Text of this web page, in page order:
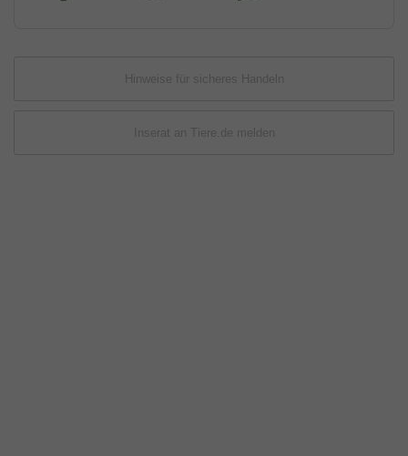
Hinweise für sicheres Handeln
Inserat an Tiere.de melden